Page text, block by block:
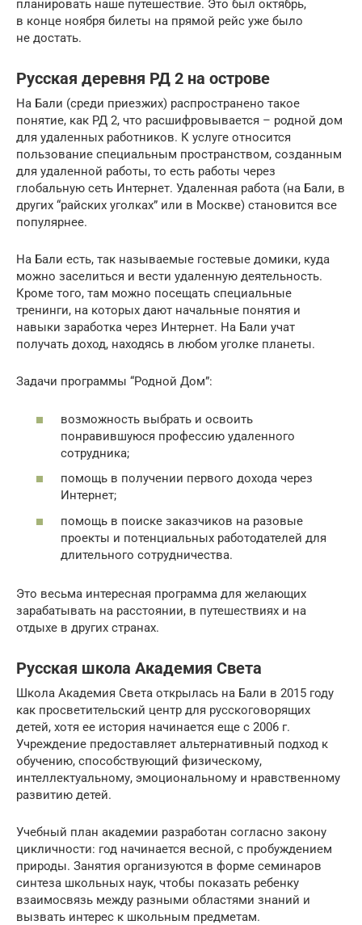
планировать наше путешествие. Это был октябрь,
в конце ноября билеты на прямой рейс уже было
не достать.
Русская деревня РД 2 на острове
На Бали (среди приезжих) распространено такое
понятие, как РД 2, что расшифровывается – родной дом
для удаленных работников. К услуге относится
пользование специальным пространством, созданным
для удаленной работы, то есть работы через
глобальную сеть Интернет. Удаленная работа (на Бали, в
других “райских уголках” или в Москве) становится все
популярнее.
На Бали есть, так называемые гостевые домики, куда
можно заселиться и вести удаленную деятельность.
Кроме того, там можно посещать специальные
тренинги, на которых дают начальные понятия и
навыки заработка через Интернет. На Бали учат
получать доход, находясь в любом уголке планеты.
Задачи программы “Родной Дом”:
возможность выбрать и освоить
понравившуюся профессию удаленного
сотрудника;
помощь в получении первого дохода через
Интернет;
помощь в поиске заказчиков на разовые
проекты и потенциальных работодателей для
длительного сотрудничества.
Это весьма интересная программа для желающих
зарабатывать на расстоянии, в путешествиях и на
отдыхе в других странах.
Русская школа Академия Света
Школа Академия Света открылась на Бали в 2015 году
как просветительский центр для русскоговорящих
детей, хотя ее история начинается еще с 2006 г.
Учреждение предоставляет альтернативный подход к
обучению, способствующий физическому,
интеллектуальному, эмоциональному и нравственному
развитию детей.
Учебный план академии разработан согласно закону
цикличности: год начинается весной, с пробуждением
природы. Занятия организуются в форме семинаров
синтеза школьных наук, чтобы показать ребенку
взаимосвязь между разными областями знаний и
вызвать интерес к школьным предметам.